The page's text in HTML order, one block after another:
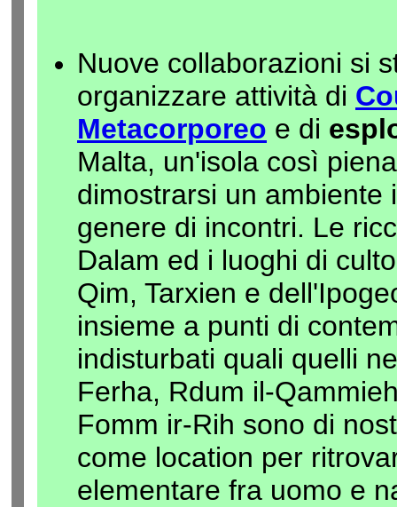
Nuove collaborazioni si
organizzare attività di
Metacorporeo e di
Malta, un'isola così
dimostrarsi un ambiente
genere di incontri. Le
Dalam ed i luoghi di
Qim, Tarxien e
insieme a punti di
indisturbati quali quelli
Ferha, Rdum il-
Fomm ir-Rih sono di
come location per
elementare fra uomo e